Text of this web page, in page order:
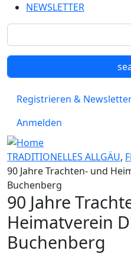
NEWSLETTER
Registrieren &
Anmelden
TRADITIONELLES ALLGÄU,
90 Jahre Trachten- und
Buchenberg
90 Jahre
Heimatverein
Buchenberg